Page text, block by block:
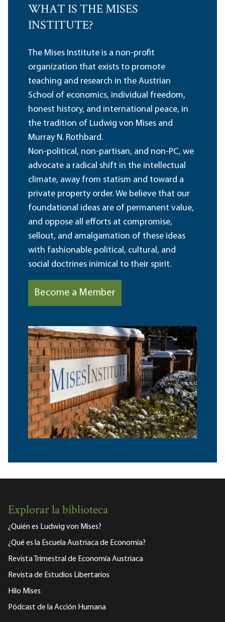
WHAT IS THE MISES
INSTITUTE?
The Mises Institute is a non-profit
organization that exists to promote
teaching and research in the Austrian
School of economics, individual freedom,
honest history, and international peace, in
the tradition of Ludwig von Mises and
Murray N. Rothbard.
Non-political, non-partisan, and non-PC, we
advocate a radical shift in the intellectual
climate, away from statism and toward a
private property order. We believe that our
foundational ideas are of permanent value,
and oppose all efforts at compromise,
sellout, and amalgamation of these ideas
with fashionable political, cultural, and
social doctrines inimical to their spirit.
Become a Member
Explorar la biblioteca
¿Quién es Ludwig von Mises?
¿Qué es la Escuela Austriaca de Economía?
Revista Trimestral de Economía Austriaca
Revista de Estudios Libertarios
Hilo Mises
Pódcast de la Acción Humana